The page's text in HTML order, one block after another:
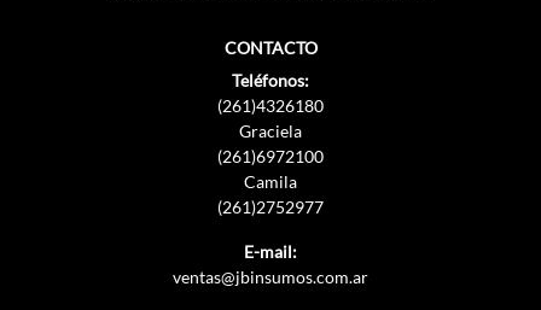
CONTACTO
Teléfonos:
(261)4326180
Graciela
(261)6972100
Camila
(261)2752977
E-mail:
ventas@jbinsumos.com.ar